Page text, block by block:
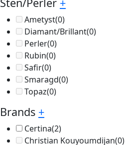
Ametyst(0)
Diamant/Brillant(0)
Perler(0)
Rubin(0)
Safir(0)
Smaragd(0)
Topaz(0)
Brands +
Certina(2)
Christian Kouyoumdijan(0)